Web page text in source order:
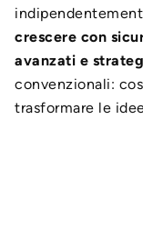
crescere con
avanzati e
convenzionali:
trasformare le